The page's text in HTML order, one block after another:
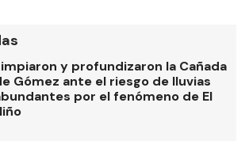
y profundizaron la Cañada
Gómez ante el riesgo de lluvias
por el fenómeno de El